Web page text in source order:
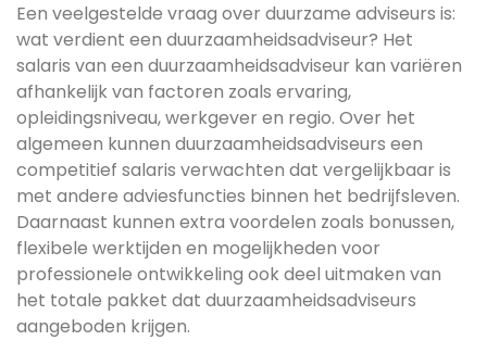
Een veelgestelde vraag over duurzame adviseurs is:
wat verdient een duurzaamheidsadviseur? Het
salaris van een duurzaamheidsadviseur kan variëren
afhankelijk van factoren zoals ervaring,
opleidingsniveau, werkgever en regio. Over het
algemeen kunnen duurzaamheidsadviseurs een
competitief salaris verwachten dat vergelijkbaar is
met andere adviesfuncties binnen het bedrijfsleven.
Daarnaast kunnen extra voordelen zoals bonussen,
flexibele werktijden en mogelijkheden voor
professionele ontwikkeling ook deel uitmaken van
het totale pakket dat duurzaamheidsadviseurs
aangeboden krijgen.